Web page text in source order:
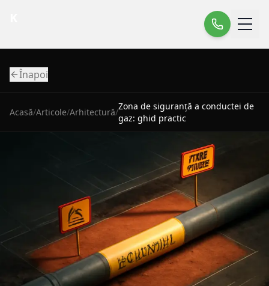
Înapoi
Acasă/Articole/Arhitectură/
Zona de siguranță a conductei de
gaz: ghid practic